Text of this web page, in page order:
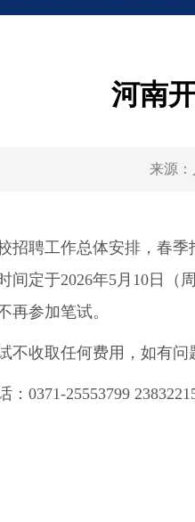
河南
来源：
聘工作总体安排，春季
间定于2026年5月10日（
再参加笔试。
收取任何费用，如有问
0371-25553799